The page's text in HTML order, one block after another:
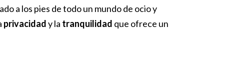
a los pies de todo un mundo de ocio y
privacidady la tranquilidad que ofrece un